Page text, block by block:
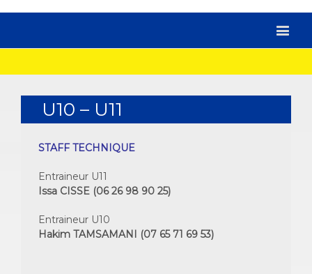
U10 – U11
STAFF TECHNIQUE
Entraineur U11
Issa CISSE (06 26 98 90 25)
Entraineur U10
Hakim TAMSAMANI (07 65 71 69 53)